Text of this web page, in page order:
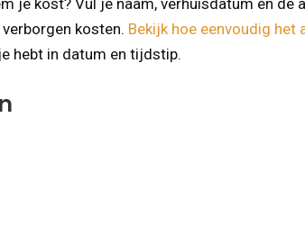
kosten. Bekijk hoe eenvoudig het
hebt in datum en tijdstip.